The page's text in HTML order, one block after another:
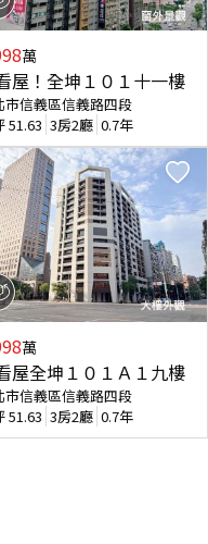
萬
屋！全坤１０１十一樓
市信義區信義路四段
51.63 3房2廳 0.7年
萬
屋全坤１０１Ａ１九樓
市信義區信義路四段
51.63 3房2廳 0.7年